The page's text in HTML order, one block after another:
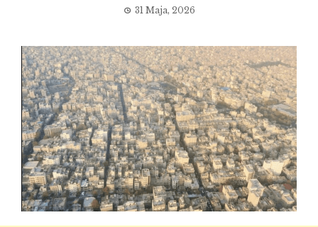
31 Maja, 2026